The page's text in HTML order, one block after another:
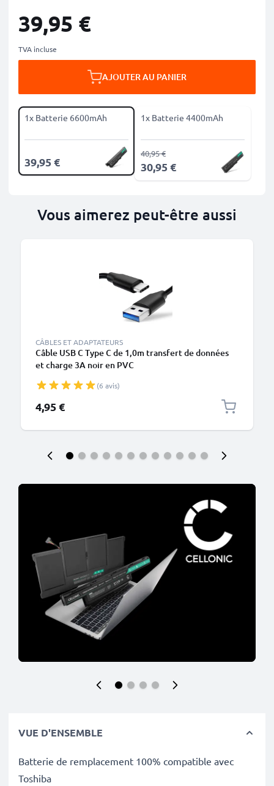
39,95 €
TVA incluse
AJOUTER AU PANIER
1x Batterie 6600mAh
39,95 €
1x Batterie 4400mAh
30,95 €
40,95 €
Vous aimerez peut-être aussi
CÂBLES ET ADAPTATEURS
Câble USB C Type C de 1,0m transfert de données
et charge 3A noir en PVC
(6 avis)
4,95 €
VUE D'ENSEMBLE
Batterie de remplacement 100% compatible avec
Toshiba